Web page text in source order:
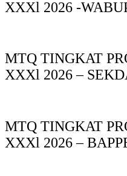
XXXl 2026 -
MTQ TINGKAT
XXXl 2026 –
MTQ TINGKAT
XXXl 2026 –